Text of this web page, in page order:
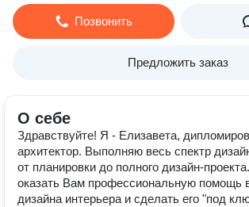
Позвонить
Предложить заказ
О себе
Здравствуйте! Я - Елизавета,
архитектор. Выполняю весь спектр
от планировки до полного дизайн-
оказать Вам профессиональную помощь
дизайна интерьера и сделать его "под